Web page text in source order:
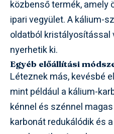
közbenső termék, amely
ipari vegyület. A kálium-
oldatból kristályosítással
nyerhetik ki.
Egyéb előállítási
Léteznek más, kevésbé
mint például a kálium-
kénnel és szénnel
karbonát redukálódik és